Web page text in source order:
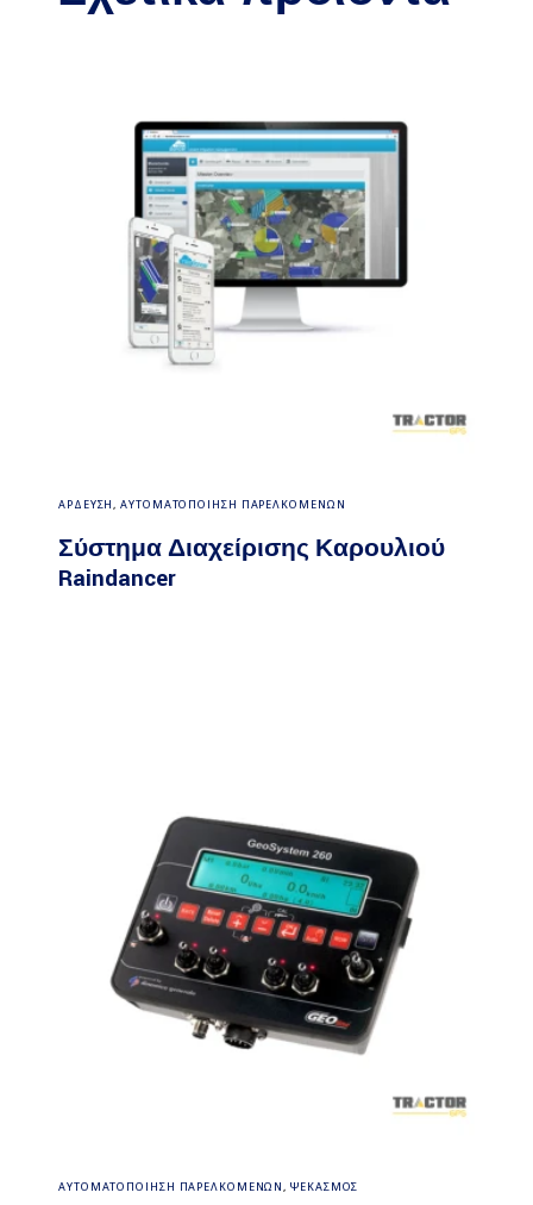
Διαβάστε περισσότερα
ΑΡΔΕΥΣΗ,ΑΥΤΟΜΑΤΟΠΟΙΗΣΗ ΠΑΡΕΛΚΟΜΕΝΩΝ
Σύστημα Διαχείρισης Καρουλιού
Raindancer
Διαβάστε περισσότερα
ΑΥΤΟΜΑΤΟΠΟΙΗΣΗ ΠΑΡΕΛΚΟΜΕΝΩΝ,ΨΕΚΑΣΜΟΣ